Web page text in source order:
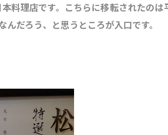
料理店です。こちらに移転されたのは
だろう、と思うところが入口です。